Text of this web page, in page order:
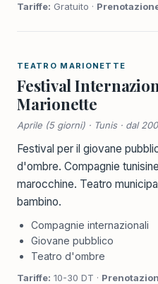
Tariffe: Gratuito ·
TEATRO MARIONETTE
Festival
Marionette
Aprile (5 giorni) · Tunis · dal
Festival per il giovane
d'ombre. Compagnie
marocchine. Teatro
bambino.
Compagnie internazionali
Giovane pubblico
Teatro d'ombre
Tariffe: 10-30 DT ·